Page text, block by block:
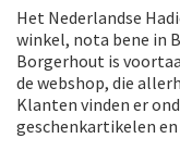
Het Nederlandse
winkel, nota bene in
Borgerhout is
de webshop, die
Klanten vinden er
geschenkartikelen